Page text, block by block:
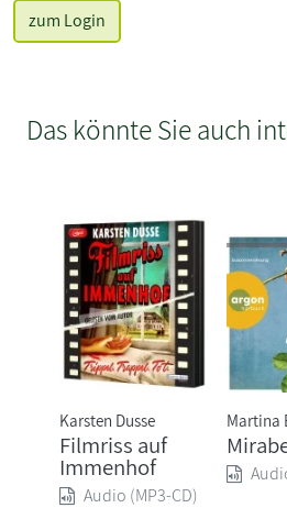
zum Login
Das könnte Sie auch
Karsten Dusse
Filmriss auf
Immenhof
Audio (MP3-CD)
Martina